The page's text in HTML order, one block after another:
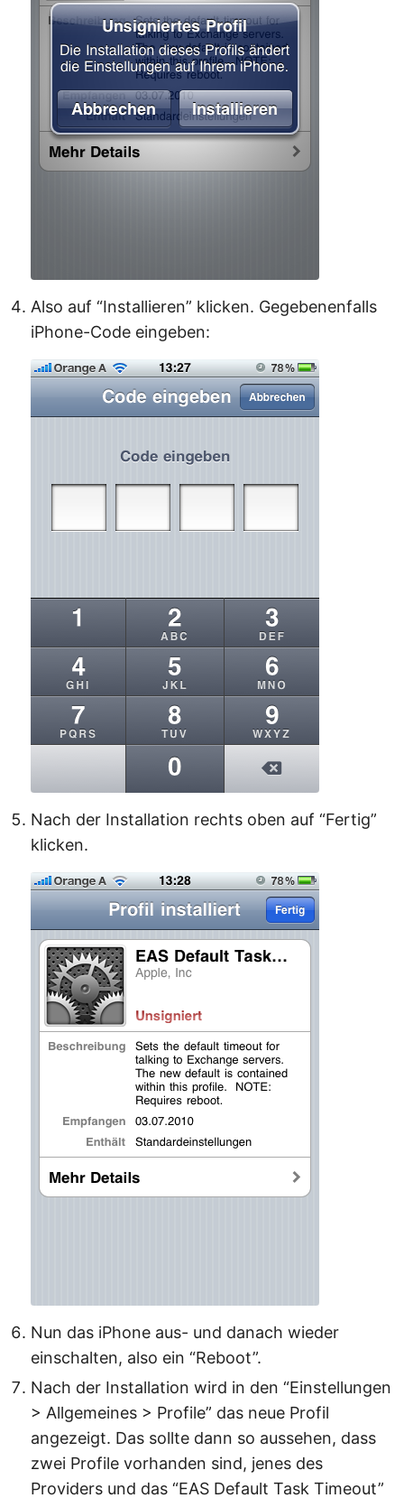
Also auf “Installieren” klicken. Gegebenenfalls
iPhone-Code eingeben:
Nach der Installation rechts oben auf “Fertig”
klicken.
Nun das iPhone aus- und danach wieder
einschalten, also ein “Reboot”.
Nach der Installation wird in den “Einstellungen
> Allgemeines > Profile” das neue Profil
angezeigt. Das sollte dann so aussehen, dass
zwei Profile vorhanden sind, jenes des
Providers und das “EAS Default Task Timeout”